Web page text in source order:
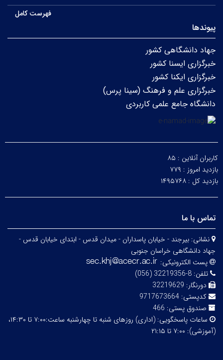
فهرست کامل
پیوندها
جهاد دانشگاهی کشور
خبرگزاری ایسنا کشور
خبرگزاری ایکنا کشور
خبرگزاری علم و فرهنگ (سینا پرس)
دانشگاه جامع علمی کاربردی
کاربران آنلاین : ۸۵
بازدید امروز : ۷۷۹
بازدید کل : ۱۴۹۵۷۶۸
تماس با ما
نشانی: بیرجند - خیابان پاسداران - میدان قدس - ابتدای خیابان قدس -
جهاد دانشگاهی خراسان جنوبی
پست الکترونیکی:
تلفن: 8-32219356 (056)
دورنگار: 32219629
کدپستی: 9717673664
صندوق پستی: 466
ساعات پاسخگویی:
(اداری) روزهای شنبه تا چهارشنبه ساعت:۷:۰۰ تا ۱۴:۳۰،
(آموزشی): ۷:۰۰ تا ۲۱:۱۵